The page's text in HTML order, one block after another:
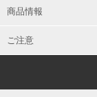
商品情報
ご注意